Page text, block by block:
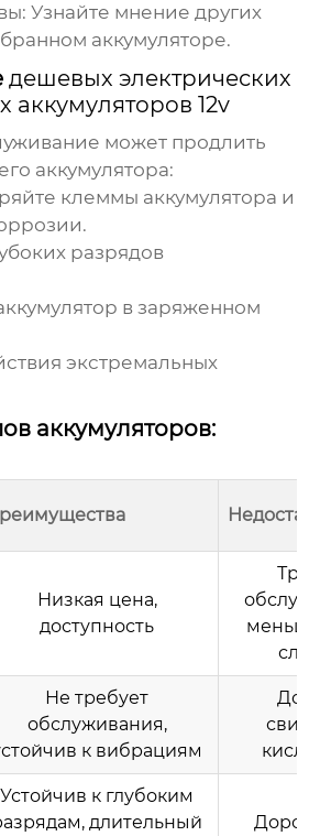
Узнайте мнение других
аккумуляторе.
дешевых электрических
аккумуляторов 12v
может продлить
аккумулятора:
клеммы аккумулятора и
разрядов
в заряженном
экстремальных
аккумуляторов:
Низкая цена,
доступность
Не требует
обслуживания,
к вибрациям
Устойчив к глубоким
длительный